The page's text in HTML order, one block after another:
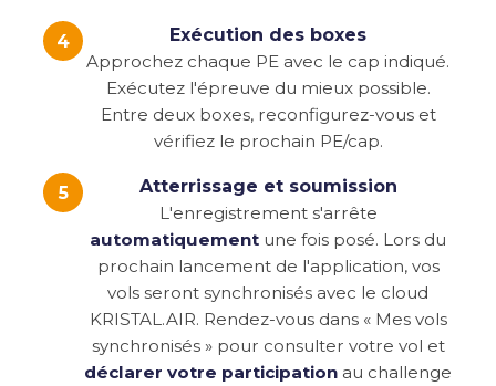
4
Exécution des boxes
Approchez chaque PE avec le cap indiqué.
Exécutez l'épreuve du mieux possible.
Entre deux boxes, reconfigurez-vous et
vérifiez le prochain PE/cap.
5
Atterrissage et soumission
L'enregistrement s'arrête
automatiquement une fois posé. Lors du
prochain lancement de l'application, vos
vols seront synchronisés avec le cloud
KRISTAL.AIR. Rendez-vous dans « Mes vols
synchronisés » pour consulter votre vol et
déclarer votre participation au challenge